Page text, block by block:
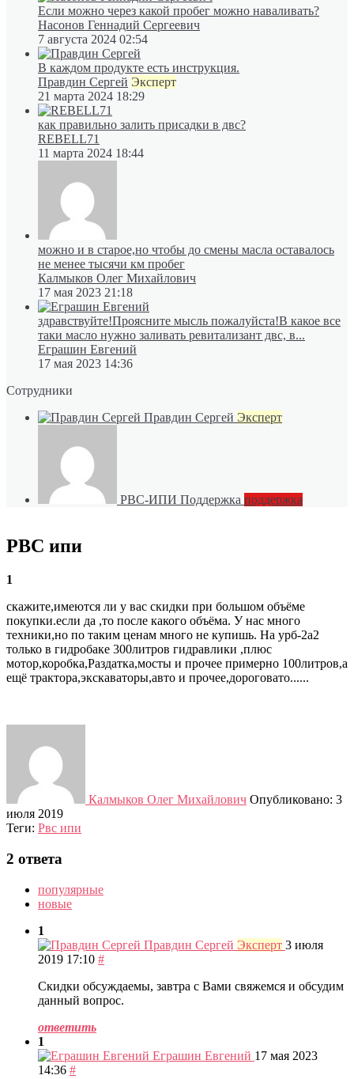
Если можно через какой пробег можно наваливать?
Насонов Геннадий Сергеевич
7 августа 2024 02:54
В каждом продукте есть инструкция.
Правдин Сергей Эксперт
21 марта 2024 18:29
как правильно залить присадки в двс?
REBELL71
11 марта 2024 18:44
можно и в старое,но чтобы до смены масла оставалось
не менее тысячи км пробег
Калмыков Олег Михайлович
17 мая 2023 21:18
здравствуйте!Проясните мысль пожалуйста!В какое все
таки масло нужно заливать ревитализант двс, в...
Еграшин Евгений
17 мая 2023 14:36
Сотрудники
Правдин Сергей Эксперт
РВС-ИПИ Поддержка поддержка
РВС ипи
1
скажите,имеются ли у вас скидки при большом объёме
покупки.если да ,то после какого объёма. У нас много
техники,но по таким ценам много не купишь. На урб-2а2
только в гидробаке 300литров гидравлики ,плюс
мотор,коробка,Раздатка,мосты и прочее примерно 100литров,а
ещё трактора,экскаваторы,авто и прочее,дороговато......
Калмыков Олег Михайлович Опубликовано: 3
июля 2019
Теги: Рвс ипи
2 ответа
популярные
новые
1
Правдин Сергей Эксперт 3 июля
2019 17:10 #
Скидки обсуждаемы, завтра с Вами свяжемся и обсудим
данный вопрос.
ответить
1
Еграшин Евгений 17 мая 2023
14:36 #